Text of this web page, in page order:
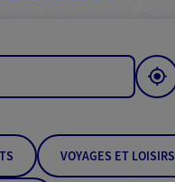
VOYAGES ET LOISIRS